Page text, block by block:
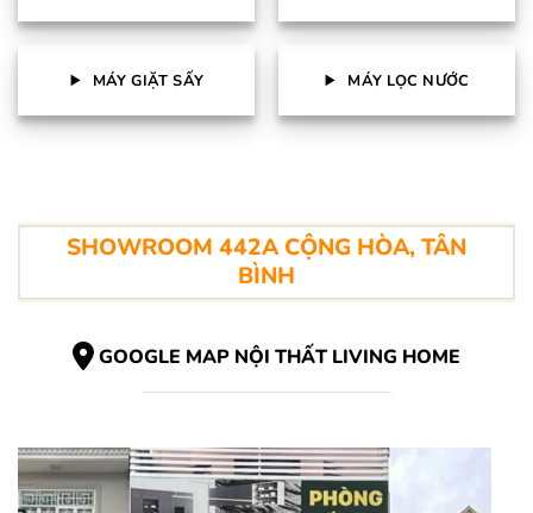
MÁY GIẶT SẤY MÁY LỌC NƯỚC
SHOWROOM 442A CỘNG HÒA, TÂN
BÌNH
GOOGLE MAP NỘI THẤT LIVING HOME